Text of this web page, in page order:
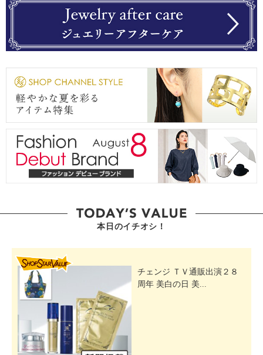
本日のイチオシ！
チェンジ ＴＶ通販出演２８
周年 美白の日 美...